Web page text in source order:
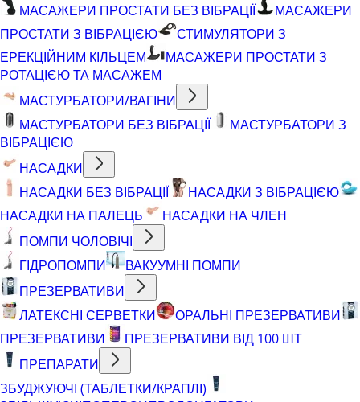
МАСАЖЕРИ ПРОСТАТИ БЕЗ ВІБРАЦІЇ
МАСАЖЕРИ
ПРОСТАТИ З ВІБРАЦІЄЮ
СТИМУЛЯТОРИ З
ЕРЕКЦІЙНИМ КІЛЬЦЕМ
МАСАЖЕРИ ПРОСТАТИ З
РОТАЦІЄЮ ТА МАСАЖЕМ
МАСТУРБАТОРИ/ВАГІНИ
МАСТУРБАТОРИ БЕЗ ВІБРАЦІЇ
МАСТУРБАТОРИ З
ВІБРАЦІЄЮ
НАСАДКИ
НАСАДКИ БЕЗ ВІБРАЦІЇ
НАСАДКИ З ВІБРАЦІЄЮ
НАСАДКИ НА ПАЛЕЦЬ
НАСАДКИ НА ЧЛЕН
ПОМПИ ЧОЛОВІЧІ
ГІДРОПОМПИ
ВАКУУМНІ ПОМПИ
ПРЕЗЕРВАТИВИ
ЛАТЕКСНІ СЕРВЕТКИ
ОРАЛЬНІ ПРЕЗЕРВАТИВИ
ПРЕЗЕРВАТИВИ
ПРЕЗЕРВАТИВИ ВІД 100 ШТ
ПРЕПАРАТИ
ЗБУДЖУЮЧІ (ТАБЛЕТКИ/КРАПЛІ)